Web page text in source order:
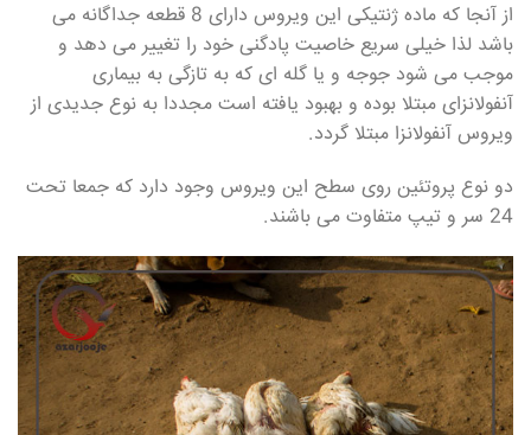
از آنجا که ماده ژنتیکی این ویروس دارای 8 قطعه جداگانه می
باشد لذا خیلی سریع خاصیت پادگنی خود را تغییر می دهد و
موجب می شود جوجه و یا گله ای که به تازگی به بیماری
آنفولانزای مبتلا بوده و بهبود یافته است مجددا به نوع جدیدی از
ویروس آنفولانزا مبتلا گردد.
دو نوع پروتئین روی سطح این ویروس وجود دارد که جمعا تحت
24 سر و تیپ متفاوت می باشند.